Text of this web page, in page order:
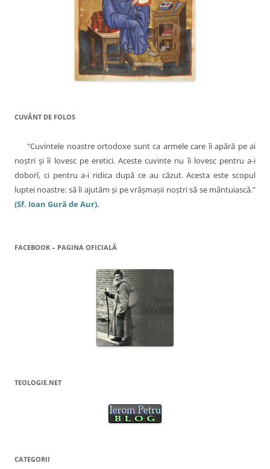
CUVÂNT DE FOLOS
"Cuvintele noastre ortodoxe sunt ca armele care îi apără pe ai
noştri şi îi lovesc pe eretici. Aceste cuvinte nu îi lovesc pentru a-i
doborî, ci pentru a-i ridica după ce au căzut. Acesta este scopul
luptei noastre: să îi ajutăm şi pe vrăşmaşii noştri să se mântuiască."
(Sf. Ioan Gură de Aur).
FACEBOOK – PAGINA OFICIALĂ
TEOLOGIE.NET
CATEGORII